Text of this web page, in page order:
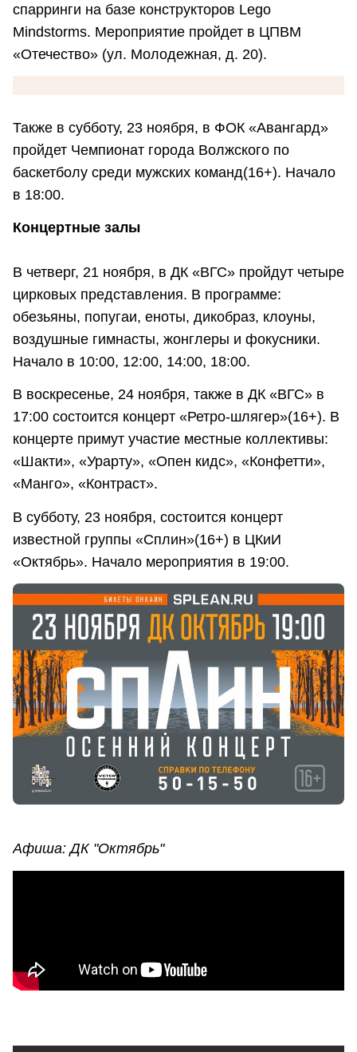
спарринги на базе конструкторов Lego
Mindstorms. Мероприятие пройдет в ЦПВМ
«Отечество» (ул. Молодежная, д. 20).
Также в субботу, 23 ноября, в ФОК «Авангард»
пройдет Чемпионат города Волжского по
баскетболу среди мужских команд(16+). Начало
в 18:00.
Концертные залы
В четверг, 21 ноября, в ДК «ВГС» пройдут четыре
цирковых представления. В программе:
обезьяны, попугаи, еноты, дикобраз, клоуны,
воздушные гимнасты, жонглеры и фокусники.
Начало в 10:00, 12:00, 14:00, 18:00.
В воскресенье, 24 ноября, также в ДК «ВГС» в
17:00 состоится концерт «Ретро-шлягер»(16+). В
концерте примут участие местные коллективы:
«Шакти», «Урарту», «Опен кидс», «Конфетти»,
«Манго», «Контраст».
В субботу, 23 ноября, состоится концерт
известной группы «Сплин»(16+) в ЦКиИ
«Октябрь». Начало мероприятия в 19:00.
Афиша: ДК "Октябрь"